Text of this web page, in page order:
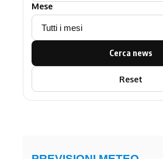
Mese
Cerca news
Reset